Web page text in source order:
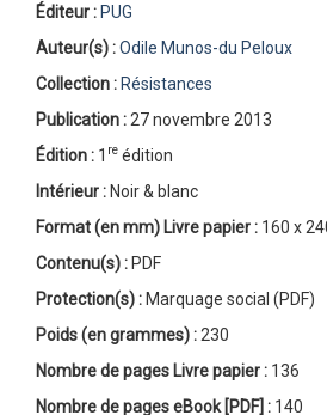
Éditeur :PUG
Auteur(s) :Odile Munos-du Peloux
Collection :Résistances
Publication : 27 novembre 2013
Édition : 1 re édition
Intérieur :Noir & blanc
Format (en mm) Livre papier : 160 x
Contenu(s) :PDF
Protection(s) :Marquage social (PDF)
Poids (en grammes) : 230
Nombre de pages Livre papier : 136
Nombre de pageseBook [PDF] : 140